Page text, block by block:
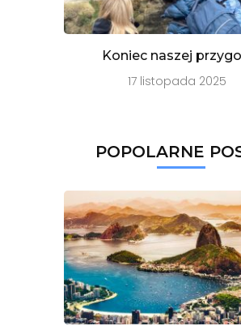
Koniec naszej
17 listopada 2025
POPOLARNE